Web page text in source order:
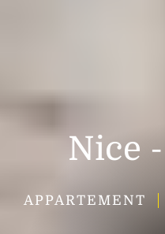
Nice
APPARTEMENT